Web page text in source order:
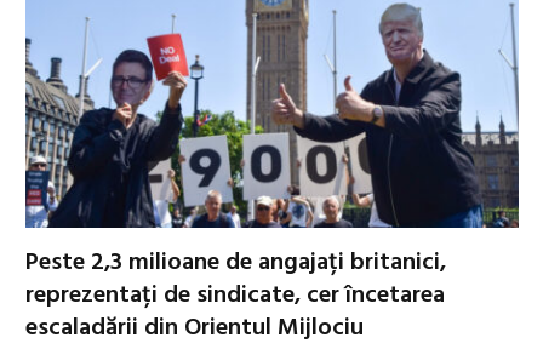
Peste 2,3 milioane de angajați britanici,
reprezentați de sindicate, cer încetarea
escaladării din Orientul Mijlociu